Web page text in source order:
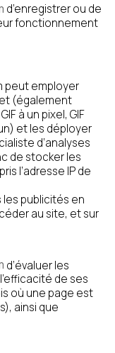
d’enregistrer ou de
fonctionnement
peut employer
(également
à un pixel, GIF
et les déployer
d’analyses
de stocker les
l’adresse IP de
les publicités en
au site, et sur
d’évaluer les
de ses
où une page est
ainsi que